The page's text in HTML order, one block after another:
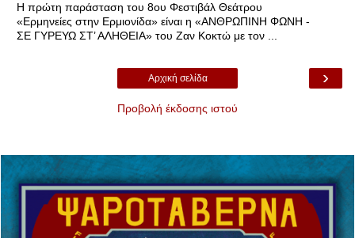
Η πρώτη παράσταση του 8oυ Φεστιβάλ Θεάτρου
«Ερμηνείες στην Ερμιονίδα» είναι η «ΑΝΘΡΩΠΙΝΗ ΦΩΝΗ -
ΣΕ ΓΥΡΕΥΩ ΣΤ’ ΑΛΗΘΕΙΑ» του Ζαν Κοκτώ με τον ...
›
Αρχική σελίδα
Προβολή έκδοσης ιστού